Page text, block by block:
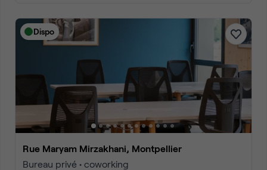
Dispo
Rue Maryam Mirzakhani, Montpellier
Bureau privé • coworking